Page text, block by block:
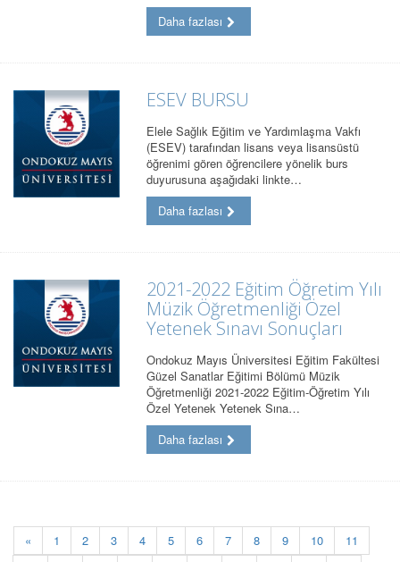
Daha fazlası
ESEV BURSU
Elele Sağlık Eğitim ve Yardımlaşma Vakfı
(ESEV) tarafından lisans veya lisansüstü
öğrenimi gören öğrencilere yönelik burs
duyurusuna aşağıdaki linkte…
Daha fazlası
2021-2022 Eğitim Öğretim Yılı
Müzik Öğretmenliği Özel
Yetenek Sınavı Sonuçları
Ondokuz Mayıs Üniversitesi Eğitim Fakültesi
Güzel Sanatlar Eğitimi Bölümü Müzik
Öğretmenliği 2021-2022 Eğitim-Öğretim Yılı
Özel Yetenek Yetenek Sına…
Daha fazlası
« 1 2 3 4 5 6 7 8 9 10
11